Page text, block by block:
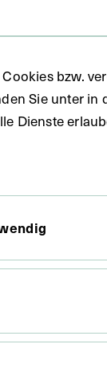
S/W
um 1925
Wien
Karton
bzw.
Sie unter
Dienste